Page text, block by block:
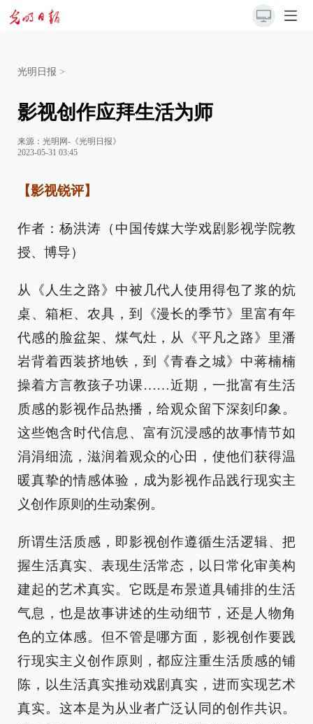
光明日报 >
影视创作应拜生活为师
来源： 光明网-《光明日报》
2023-05-31 03:45
【影视锐评】
作者：杨洪涛（中国传媒大学戏剧影视学院教
授、博导）
从《人生之路》中被几代人使用得包了浆的炕
桌、箱柜、农具，到《漫长的季节》里富有年
代感的脸盆架、煤气灶，从《平凡之路》里潘
岩背着西装挤地铁，到《青春之城》中蒋楠楠
操着方言教孩子功课……近期，一批富有生活
质感的影视作品热播，给观众留下深刻印象。
这些饱含时代信息、富有沉浸感的故事情节如
涓涓细流，滋润着观众的心田，使他们获得温
暖真挚的情感体验，成为影视作品践行现实主
义创作原则的生动案例。
所谓生活质感，即影视创作遵循生活逻辑、把
握生活真实、表现生活常态，以日常化审美构
建起的艺术真实。它既是布景道具铺排的生活
气息，也是故事讲述的生动细节，还是人物角
色的立体感。但不管是哪方面，影视创作要践
行现实主义创作原则，都应注重生活质感的铺
陈，以生活真实推动戏剧真实，进而实现艺术
真实。这本是为从业者广泛认同的创作共识。